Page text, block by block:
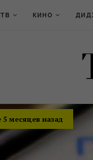
ТВ КИНО
5 месяцев назад